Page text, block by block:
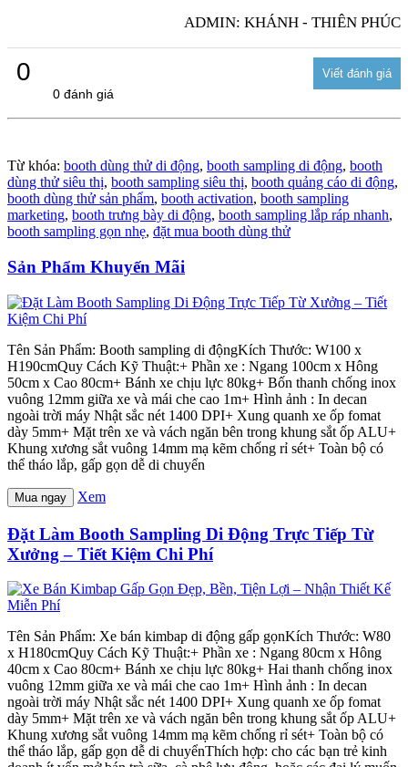
ADMIN: KHÁNH - THIÊN PHÚC
0
0 đánh giá
Từ khóa: booth dùng thử di động, booth sampling di động, booth
dùng thử siêu thị, booth sampling siêu thị, booth quảng cáo di động,
booth dùng thử sản phẩm, booth activation, booth sampling
marketing, booth trưng bày di động, booth sampling lắp ráp nhanh,
booth sampling gọn nhẹ, đặt mua booth dùng thử
Sản Phẩm Khuyến Mãi
Tên Sản Phẩm: Booth sampling di độngKích Thước: W100 x
H190cmQuy Cách Kỹ Thuật:+ Phần xe : Ngang 100cm x Hông
50cm x Cao 80cm+ Bánh xe chịu lực 80kg+ Bốn thanh chống inox
vuông 12mm giữa xe và mái che cao 1m+ Hình ảnh : In decan
ngoài trời máy Nhật sắc nét 1400 DPI+ Xung quanh xe ốp fomat
dày 5mm+ Mặt trên xe và vách ngăn bên trong khung sắt ốp ALU+
Khung xương sắt vuông 14mm mạ kẽm chống rỉ sét+ Toàn bộ có
thể tháo lắp, gấp gọn dễ di chuyển
Mua ngay Xem
Đặt Làm Booth Sampling Di Động Trực Tiếp Từ
Xưởng – Tiết Kiệm Chi Phí
Tên Sản Phẩm: Xe bán kimbap di động gấp gọnKích Thước: W80
x H180cmQuy Cách Kỹ Thuật:+ Phần xe : Ngang 80cm x Hông
40cm x Cao 80cm+ Bánh xe chịu lực 80kg+ Hai thanh chống inox
vuông 12mm giữa xe và mái che cao 1m+ Hình ảnh : In decan
ngoài trời máy Nhật sắc nét 1400 DPI+ Xung quanh xe ốp fomat
dày 5mm+ Mặt trên xe và vách ngăn bên trong khung sắt ốp ALU+
Khung xương sắt vuông 14mm mạ kẽm chống rỉ sét+ Toàn bộ có
thể tháo lắp, gấp gọn dễ di chuyểnThích hợp: cho các bạn trẻ kinh